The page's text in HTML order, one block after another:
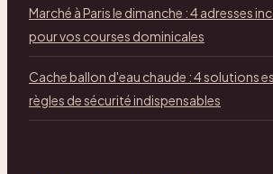
Marché à Paris le dimanche : 4 adresses
pour vos courses dominicales
Cache ballon d'eau chaude : 4 solutions
règles de sécurité indispensables